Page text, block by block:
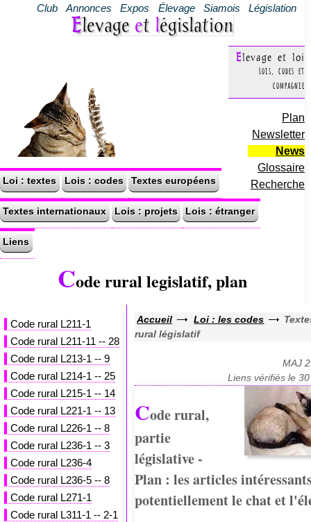
Club Annonces Expos Élevage Siamois Législation
Elevage et législation
Elevage et loi
Lois, codes et
compagnie
Plan
Newsletter
News
Glossaire
Recherche
Loi : textes Lois : codes Textes européens
Textes internationaux Lois : projets Lois : étranger
Liens
Code rural legislatif, plan
Code rural L211-1
Code rural L211-11 -- 28
Code rural L213-1 -- 9
Code rural L214-1 -- 25
Code rural L215-1 -- 14
Code rural L221-1 -- 13
Code rural L226-1 -- 8
Code rural L236-1 -- 3
Code rural L236-4
Code rural L236-5 -- 8
Code rural L271-1
Code rural L311-1 -- 2-1
Accueil Loi : les codes
rural législatif
MAJ
Liens vérifiés le
Code rural,
partie
législative -
Plan : les articles
potentiellement le chat et